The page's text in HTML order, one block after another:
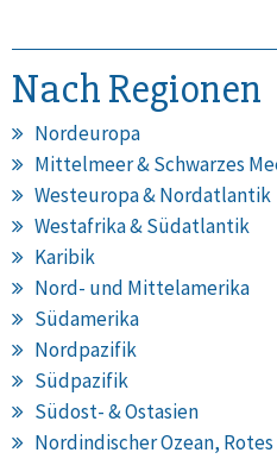
Nach Regionen
Nordeuropa
Mittelmeer & Schwarzes
Westeuropa & Nordatlantik
Westafrika & Südatlantik
Karibik
Nord- und Mittelamerika
Südamerika
Nordpazifik
Südpazifik
Südost- & Ostasien
Nordindischer Ozean,